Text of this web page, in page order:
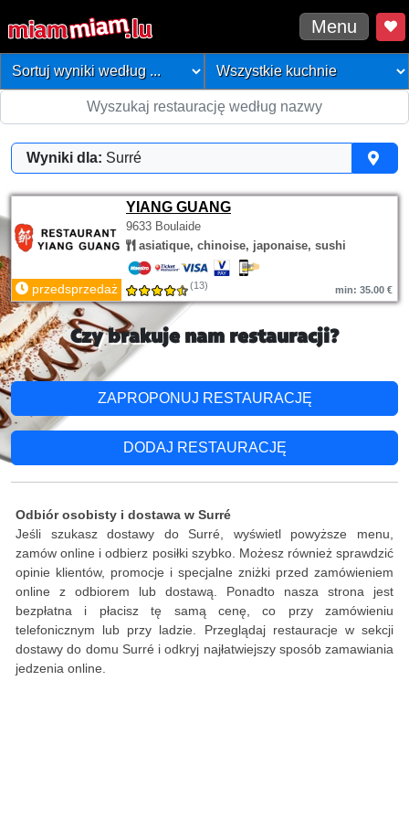
Menu
Wyniki dla: Surré
YIANG GUANG
9633 Boulaide
asiatique, chinoise, japonaise, sushi
przedsprzedaż (13) min: 35.00 €
Czy brakuje nam restauracji?
ZAPROPONUJ RESTAURACJĘ
DODAJ RESTAURACJĘ
Odbiór osobisty i dostawa w Surré
Jeśli szukasz dostawy do Surré, wyświetl powyższe menu,
zamów online i odbierz posiłki szybko. Możesz również sprawdzić
opinie klientów, promocje i specjalne zniżki przed zamówieniem
online z odbiorem lub dostawą. Ponadto nasza strona jest
bezpłatna i płacisz tę samą cenę, co przy zamówieniu
telefonicznym lub przy ladzie. Przeglądaj restauracje w sekcji
dostawy do domu Surré i odkryj najłatwiejszy sposób zamawiania
jedzenia online.